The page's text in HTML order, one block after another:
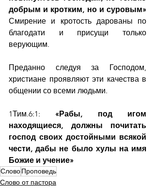
Смирение и кротость дарованы по
благодати и присущи только
верующим.
Преданно следуя за Господом,
христиане проявляют эти качества в
общении со всеми людьми.
1Тим.6:1: «Рабы, под игом
находящиеся, должны почитать
господ своих достойными всякой
чести, дабы не было хулы на имя
Божие и учение»
СловоПроповедь
Слово от пастора